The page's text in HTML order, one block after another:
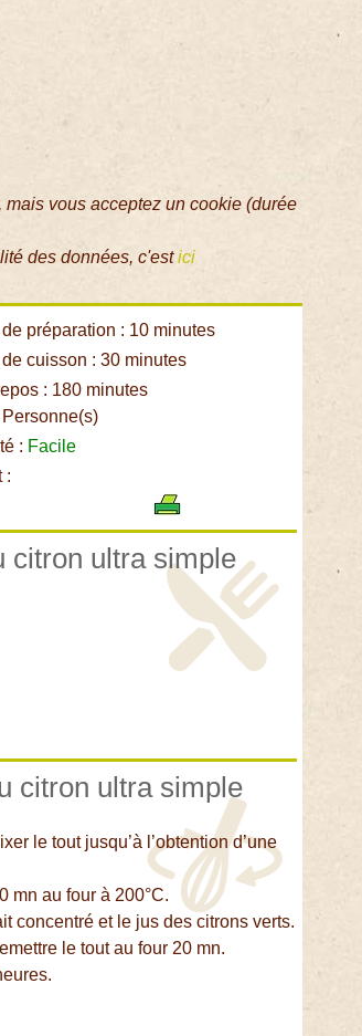
vous acceptez un cookie (durée
des données, c'estici
préparation : 10 minutes
cuisson : 30 minutes
: 180 minutes
: Facile
:
citron ultra simple
citron ultra simple
le tout jusqu’à l’obtention d’une
mn au four à 200°C.
concentré et le jus des citrons verts.
le tout au four 20 mn.